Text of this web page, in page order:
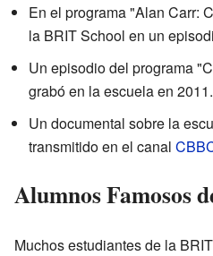
En el programa "Alan Carr:
la BRIT School en un
Un episodio del programa
grabó en la escuela en 2011.
Un documental sobre la
transmitido en el canal
Alumnos Famosos
Muchos estudiantes de la